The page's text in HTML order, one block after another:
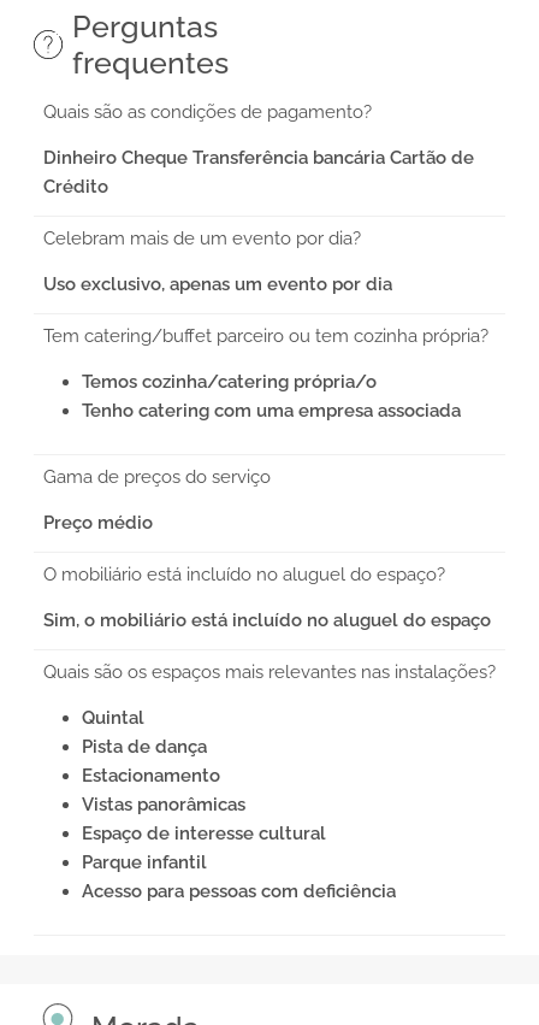
Perguntas
frequentes
Quais são as condições de pagamento?
Dinheiro Cheque Transferência bancária Cartão de
Crédito
Celebram mais de um evento por dia?
Uso exclusivo, apenas um evento por dia
Tem catering/buffet parceiro ou tem cozinha própria?
Temos cozinha/catering própria/o
Tenho catering com uma empresa associada
Gama de preços do serviço
Preço médio
O mobiliário está incluído no aluguel do espaço?
Sim, o mobiliário está incluído no aluguel do espaço
Quais são os espaços mais relevantes nas instalações?
Quintal
Pista de dança
Estacionamento
Vistas panorâmicas
Espaço de interesse cultural
Parque infantil
Acesso para pessoas com deficiência